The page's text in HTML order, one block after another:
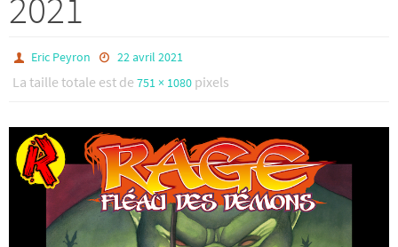
Eric Peyron 22 avril 2021
La taille totale est de 751 × 1080 pixels